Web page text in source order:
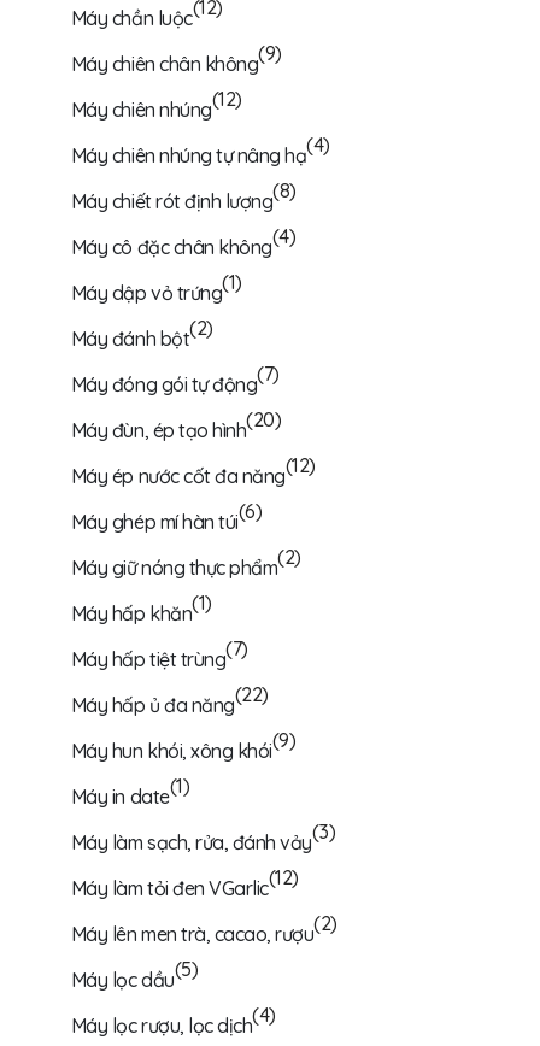
Máy chần luộc(12)
Máy chiên chân không(9)
Máy chiên nhúng(12)
Máy chiên nhúng tự nâng hạ(4)
Máy chiết rót định lượng(8)
Máy cô đặc chân không(4)
Máy dập vỏ trứng(1)
Máy đánh bột(2)
Máy đóng gói tự động(7)
Máy đùn, ép tạo hình(20)
Máy ép nước cốt đa năng(12)
Máy ghép mí hàn túi(6)
Máy giữ nóng thực phẩm(2)
Máy hấp khăn(1)
Máy hấp tiệt trùng(7)
Máy hấp ủ đa năng(22)
Máy hun khói, xông khói(9)
Máy in date(1)
Máy làm sạch, rửa, đánh vảy(3)
Máy làm tỏi đen VGarlic(12)
Máy lên men trà, cacao, rượu(2)
Máy lọc dầu(5)
Máy lọc rượu, lọc dịch(4)